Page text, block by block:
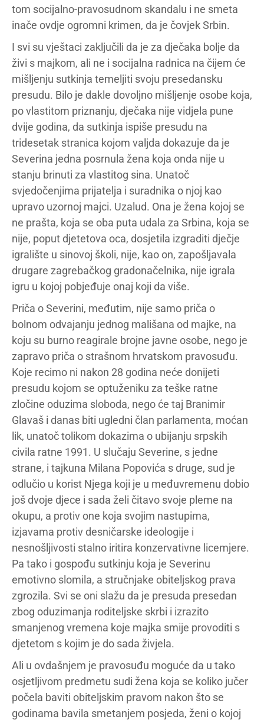
tom socijalno-pravosudnom skandalu i ne smeta
inače ovdje ogromni krimen, da je čovjek Srbin.
I svi su vještaci zaključili da je za dječaka bolje da
živi s majkom, ali ne i socijalna radnica na čijem će
mišljenju sutkinja temeljiti svoju presedansku
presudu. Bilo je dakle dovoljno mišljenje osobe koja,
po vlastitom priznanju, dječaka nije vidjela pune
dvije godina, da sutkinja ispiše presudu na
tridesetak stranica kojom valjda dokazuje da je
Severina jedna posrnula žena koja onda nije u
stanju brinuti za vlastitog sina. Unatoč
svjedočenjima prijatelja i suradnika o njoj kao
upravo uzornoj majci. Uzalud. Ona je žena kojoj se
ne prašta, koja se oba puta udala za Srbina, koja se
nije, poput djetetova oca, dosjetila izgraditi dječje
igralište u sinovoj školi, nije, kao on, zapošljavala
drugare zagrebačkog gradonačelnika, nije igrala
igru u kojoj pobjeđuje onaj koji da više.
Priča o Severini, međutim, nije samo priča o
bolnom odvajanju jednog mališana od majke, na
koju su burno reagirale brojne javne osobe, nego je
zapravo priča o strašnom hrvatskom pravosuđu.
Koje recimo ni nakon 28 godina neće donijeti
presudu kojom se optuženiku za teške ratne
zločine oduzima sloboda, nego će taj Branimir
Glavaš i danas biti ugledni član parlamenta, moćan
lik, unatoč tolikom dokazima o ubijanju srpskih
civila ratne 1991. U slučaju Severine, s jedne
strane, i tajkuna Milana Popovića s druge, sud je
odlučio u korist Njega koji je u međuvremenu dobio
još dvoje djece i sada želi čitavo svoje pleme na
okupu, a protiv one koja svojim nastupima,
izjavama protiv desničarske ideologije i
nesnošljivosti stalno iritira konzervativne licemjere.
Pa tako i gospođu sutkinju koja je Severinu
emotivno slomila, a stručnjake obiteljskog prava
zgrozila. Svi se oni slažu da je presuda presedan
zbog oduzimanja roditeljske skrbi i izrazito
smanjenog vremena koje majka smije provoditi s
djetetom s kojim je do sada živjela.
Ali u ovdašnjem je pravosuđu moguće da u tako
osjetljivom predmetu sudi žena koja se koliko jučer
počela baviti obiteljskim pravom nakon što se
godinama bavila smetanjem posjeda, ženi o kojoj